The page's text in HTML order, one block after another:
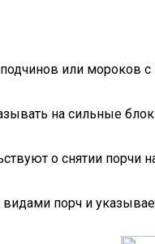
или мороков
на сильные
о снятии порчи
порч и